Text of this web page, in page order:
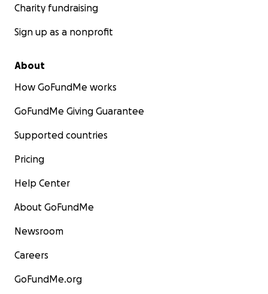
Charity fundraising
Sign up as a nonprofit
About
How GoFundMe works
GoFundMe Giving Guarantee
Supported countries
Pricing
Help Center
About GoFundMe
Newsroom
Careers
GoFundMe.org